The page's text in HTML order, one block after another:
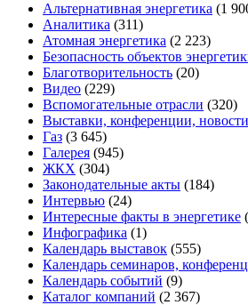
Альтернативная энергетика (1
Аналитика (311)
Атомная энергетика (2 223)
Безопасность объектов
Благотворительность (20)
Видео (229)
Вспомогательные отрасли (320)
Выставки, конференции, новости
Газ (3 645)
Галерея (945)
ЖКХ (304)
Законодательные акты (184)
Интервью (24)
Интересные факты в энергетике
Инфографика (1)
Календарь выставок (555)
Календарь семинаров,
Календарь событий (9)
Каталог компаний (2 367)